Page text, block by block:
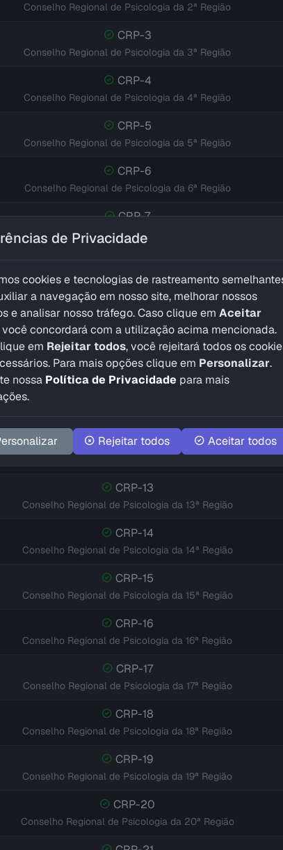
Conselho Regional de Psicologia da 2ª Região
CRP-3
Conselho Regional de Psicologia da 3ª Região
CRP-4
Conselho Regional de Psicologia da 4ª Região
CRP-5
Conselho Regional de Psicologia da 5ª Região
CRP-6
Conselho Regional de Psicologia da 6ª Região
CRP-7
Conselho Regional de Psicologia da 7ª Região
CRP-8
Conselho Regional de Psicologia da 8ª Região
CRP-9
Conselho Regional de Psicologia da 9ª Região
CRP-10
Conselho Regional de Psicologia da 10ª Região
Conselho Regional de Psicologia da 11ª Região
CRP-12
CRP-13
Conselho Regional de Psicologia da 13ª Região
CRP-14
Conselho Regional de Psicologia da 14ª Região
CRP-15
Conselho Regional de Psicologia da 15ª Região
CRP-16
Conselho Regional de Psicologia da 16ª Região
CRP-17
Conselho Regional de Psicologia da 17ª Região
CRP-18
Conselho Regional de Psicologia da 18ª Região
CRP-19
Conselho Regional de Psicologia da 19ª Região
CRP-20
Conselho Regional de Psicologia da 20ª Região
de Privacidade
cookies e tecnologias de rastreamento
a navegação em nosso site, melhorar nossos
e analisar nosso tráfego. Caso clique em Aceitar
você concordará com a utilização acima mencionada.
em Rejeitar todos, você rejeitará todos os
Para mais opções clique em Personalizar.
nossa Política de Privacidade para mais
Rejeitar todos Aceitar todos